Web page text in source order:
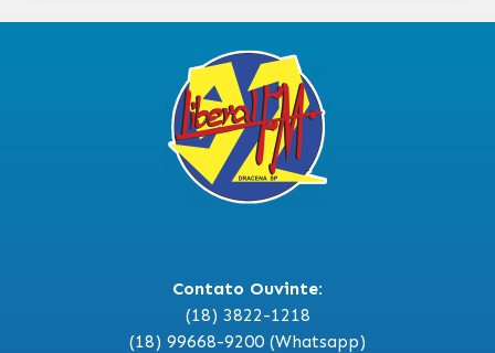
Contato Ouvinte:
(18) 3822-1218
(18) 99668-9200 (Whatsapp)